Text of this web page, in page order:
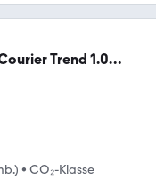
Trend 1.0
• CO₂-Klasse